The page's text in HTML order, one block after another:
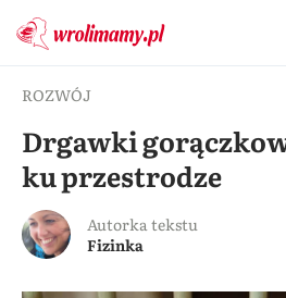
ROZWÓJ
Drgawki
ku przestrodze
Autorka tekstu
Fizinka